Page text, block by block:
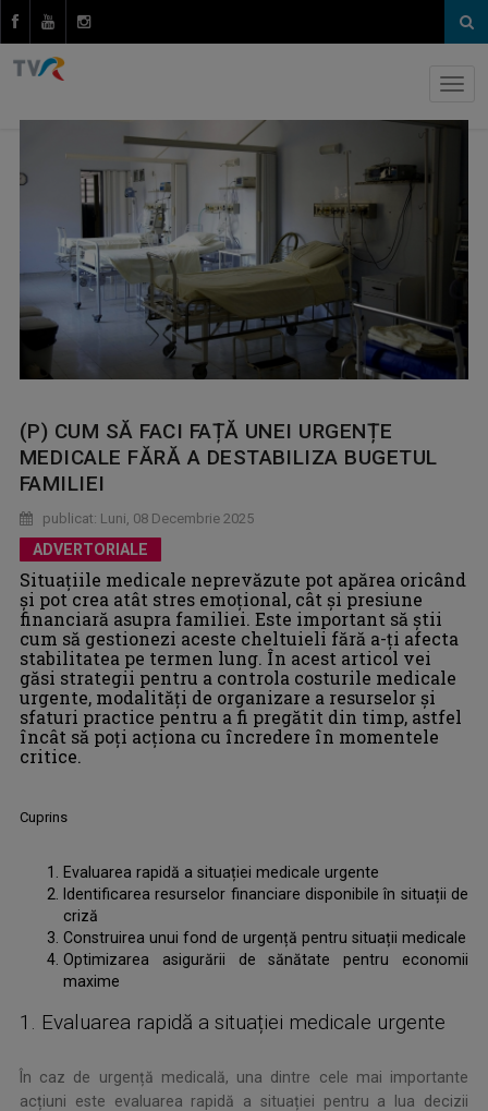
(P) CUM SĂ FACI FAȚĂ UNEI URGENȚE
MEDICALE FĂRĂ A DESTABILIZA BUGETUL
FAMILIEI
publicat: Luni, 08 Decembrie 2025
ADVERTORIALE
Situațiile medicale neprevăzute pot apărea oricând
și pot crea atât stres emoțional, cât și presiune
financiară asupra familiei. Este important să știi
cum să gestionezi aceste cheltuieli fără a-ți afecta
stabilitatea pe termen lung. În acest articol vei
găsi strategii pentru a controla costurile medicale
urgente, modalități de organizare a resurselor și
sfaturi practice pentru a fi pregătit din timp, astfel
încât să poți acționa cu încredere în momentele
critice.
Cuprins
Evaluarea rapidă a situației medicale urgente
Identificarea resurselor financiare disponibile în situații de
criză
Construirea unui fond de urgență pentru situații medicale
Optimizarea asigurării de sănătate pentru economii
maxime
1. Evaluarea rapidă a situației medicale urgente
În caz de urgență medicală, una dintre cele mai importante
acțiuni este evaluarea rapidă a situației pentru a lua decizii